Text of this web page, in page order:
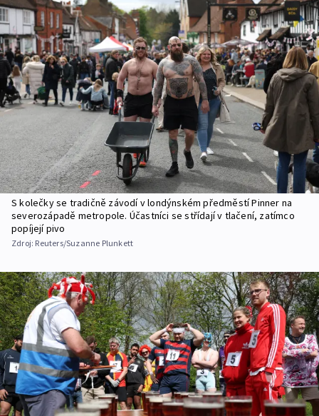
S kolečky se tradičně závodí v londýnském předměstí Pinner na
severozápadě metropole. Účastníci se střídají v tlačení, zatímco
popíjejí pivo
Zdroj: Reuters/Suzanne Plunkett